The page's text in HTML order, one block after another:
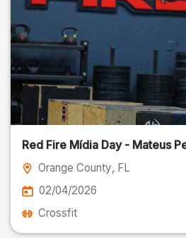
Red Fire Mídia Day - Mateus
Orange County, FL
02/04/2026
Crossfit